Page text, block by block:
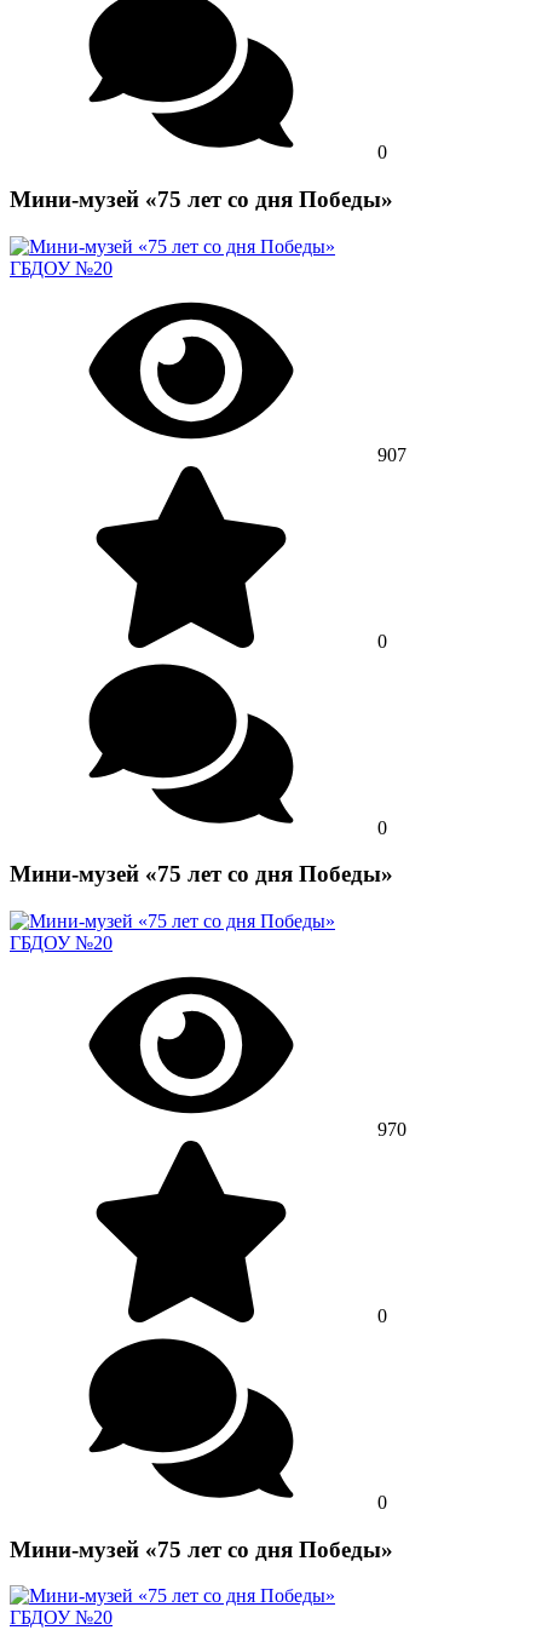
0
Мини-музей «75 лет со дня Победы»
ГБДОУ №20
907
0
0
Мини-музей «75 лет со дня Победы»
ГБДОУ №20
970
0
0
Мини-музей «75 лет со дня Победы»
ГБДОУ №20